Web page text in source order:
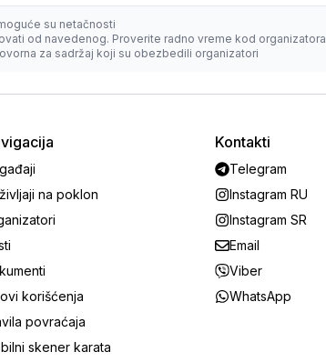
su netačnosti
od navedenog. Proverite radno vreme kod organizatora
za sadržaj koji su obezbedili organizatori
na poklon
korišćenja
povraćaja
skener karata
Kontakti
Telegram
Instagram RU
Instagram SR
Email
Viber
WhatsApp